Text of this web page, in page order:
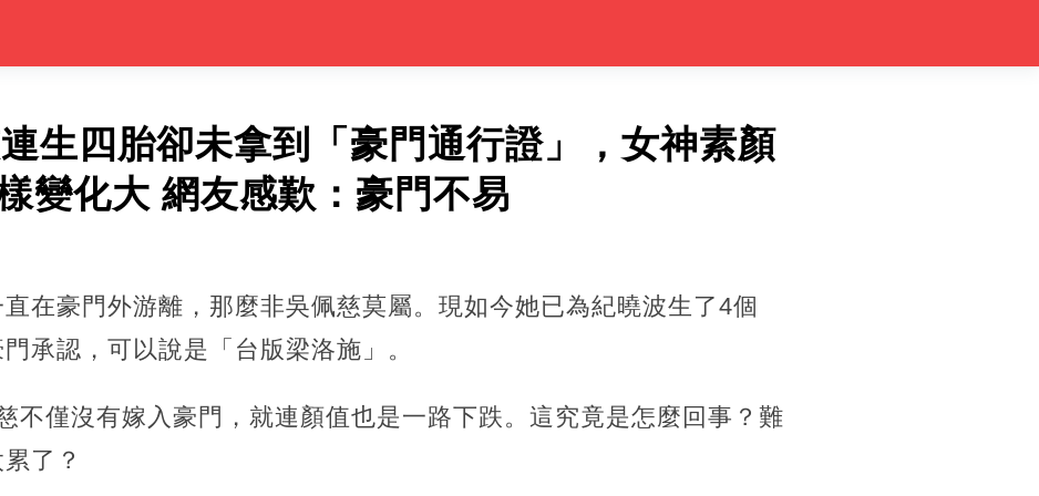
生四胎卻未拿到「豪門通行證」，女神素顏
變化大 網友感歎：豪門不易
在豪門外游離，那麼非吳佩慈莫屬。現如今她已為紀曉波生了4個
承認，可以說是「台版梁洛施」。
不僅沒有嫁入豪門，就連顏值也是一路下跌。這究竟是怎麼回事？難
了？